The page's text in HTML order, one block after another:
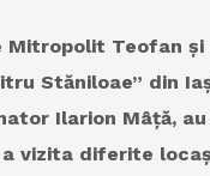
Teofan
Stăniloae” din
Ilarion Mâță,
vizita diferite